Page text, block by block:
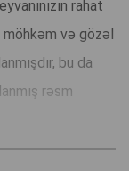
rahat
möhkəm və gözəl
bu da
rəsm